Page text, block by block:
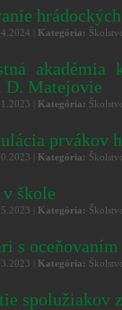
| Kategória:
D. Matejovie
| Kategória:
prvákov
| Kategória:
škole
| Kategória:
s
| Kategória:
spolužiakov